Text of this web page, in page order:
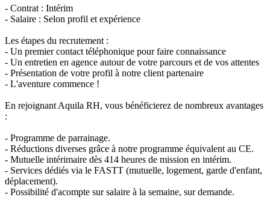
- Contrat : Intérim
- Salaire : Selon profil et expérience
Les étapes du recrutement :
- Un premier contact téléphonique pour faire connaissance
- Un entretien en agence autour de votre parcours et de vos attentes
- Présentation de votre profil à notre client partenaire
- L'aventure commence !
En rejoignant Aquila RH, vous bénéficierez de nombreux avantages
:
- Programme de parrainage.
- Réductions diverses grâce à notre programme équivalent au CE.
- Mutuelle intérimaire dès 414 heures de mission en intérim.
- Services dédiés via le FASTT (mutuelle, logement, garde d'enfant,
déplacement).
- Possibilité d'acompte sur salaire à la semaine, sur demande.